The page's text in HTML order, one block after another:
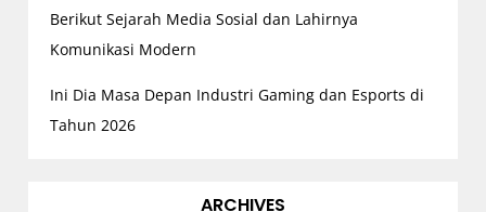
Berikut Sejarah Media Sosial dan Lahirnya
Komunikasi Modern
Ini Dia Masa Depan Industri Gaming dan Esports di
Tahun 2026
ARCHIVES